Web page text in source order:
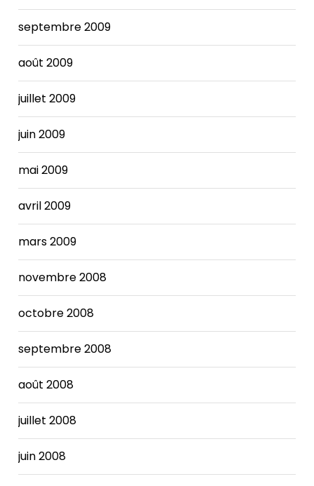
septembre 2009
août 2009
juillet 2009
juin 2009
mai 2009
avril 2009
mars 2009
novembre 2008
octobre 2008
septembre 2008
août 2008
juillet 2008
juin 2008